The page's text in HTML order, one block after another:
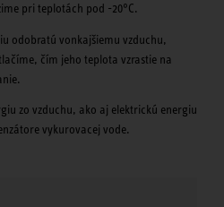
pri teplotách pod -20°C.
odobratú vonkajšiemu vzduchu,
čím jeho teplota vzrastie na
zo vzduchu, ako aj elektrickú energiu
vykurovacej vode.